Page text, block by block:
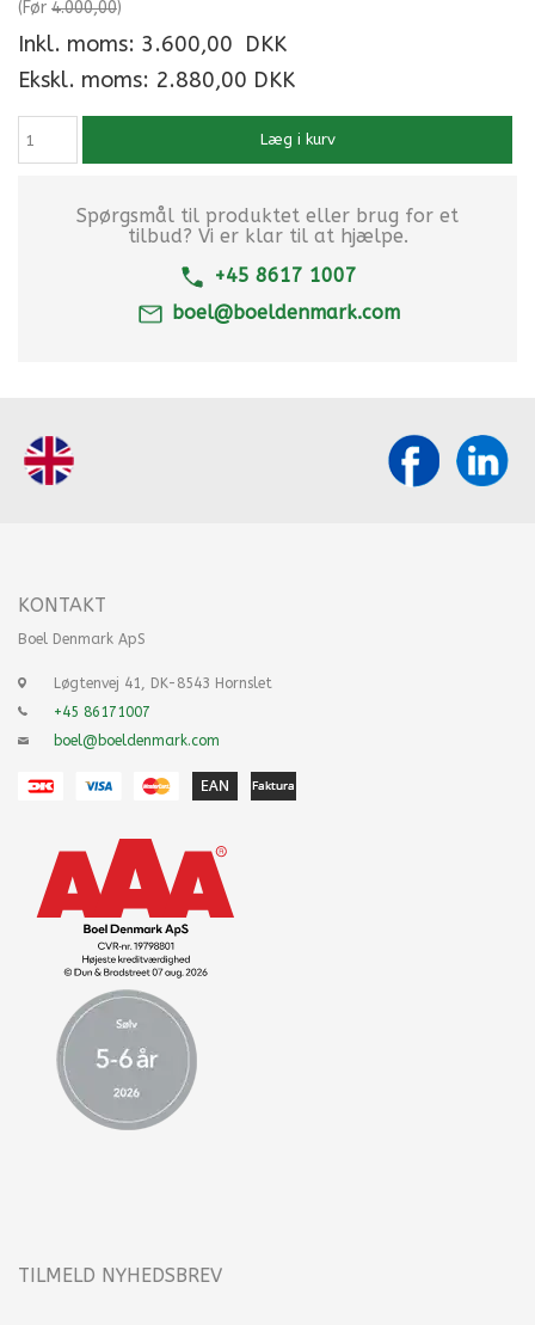
(Før 4.000,00)
Inkl. moms: 3.600,00 DKK
Ekskl. moms: 2.880,00 DKK
Læg i kurv
Spørgsmål til produktet eller brug for et
tilbud? Vi er klar til at hjælpe.
+45 8617 1007
boel@boeldenmark.com
KONTAKT
Boel Denmark ApS
Løgtenvej 41, DK-8543 Hornslet
+45 86171007
boel@boeldenmark.com
TILMELD NYHEDSBREV